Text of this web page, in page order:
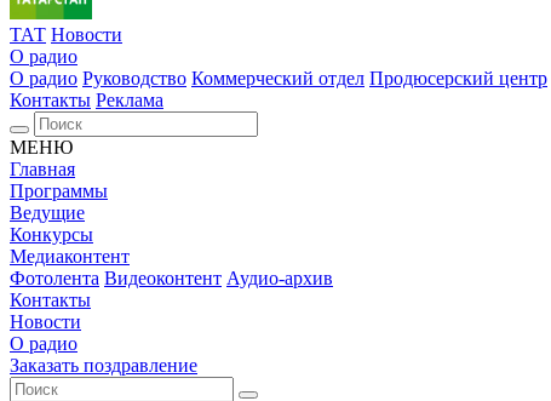
ТАТ Новости
О радио
О радио Руководство Коммерческий отдел Продюсерский центр
Контакты Реклама
МЕНЮ
Главная
Программы
Ведущие
Конкурсы
Медиаконтент
Фотолента Видеоконтент Аудио-архив
Контакты
Новости
О радио
Заказать поздравление